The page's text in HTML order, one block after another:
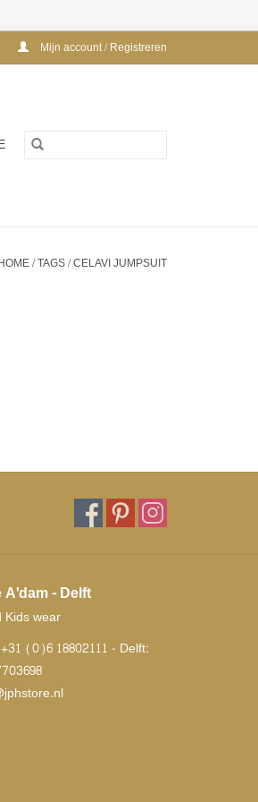
Mijn account / Registreren
/TAGS/CELAVI JUMPSUIT
- Delft
wear
(0)6 18802111 - Delft: